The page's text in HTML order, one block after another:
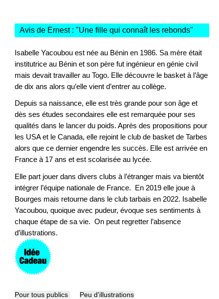
Avis de Ernest : "Une fille qui connaît les rebonds"
Isabelle Yacoubou est née au Bénin en 1986. Sa mère était
institutrice au Bénin et son père fut ingénieur en génie civil
mais devait travailler au Togo. Elle découvre le basket à l’âge
de dix ans alors qu’elle vient d’entrer au collège.
Depuis sa naissance, elle est très grande pour son âge et
dès ses études secondaires elle est remarquée pour ses
qualités dans le lancer du poids. Après des propositions pour
les USA et le Canada, elle rejoint le club de basket de Tarbes
alors que ce dernier engendre les succès. Elle est arrivée en
France à 17 ans et est scolarisée au lycée.
Elle part jouer dans divers clubs à l’étranger mais va bientôt
intégrer l’équipe nationale de France. En 2019 elle joue à
Bourges mais retourne dans le club tarbais en 2022. Isabelle
Yacoubou, quoique avec pudeur, évoque ses sentiments à
chaque étape de sa vie. On peut regretter l’absence
d’illustrations.
Pour tous publics Peu d'illustrations